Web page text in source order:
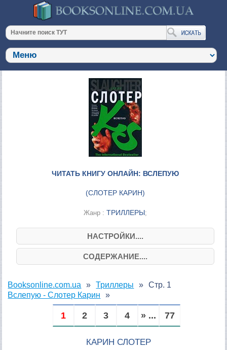
ЧИТАТЬ КНИГУ ОНЛАЙН: ВСЛЕПУЮ
(СЛОТЕР КАРИН)
Жанр : ТРИЛЛЕРЫ;
НАСТРОЙКИ....
СОДЕРЖАНИЕ....
Booksonline.com.ua
Триллеры
Вслепую - Слотер Карин
Стр. 1
1 2 3 4 » ... 77
КАРИН СЛОТЕР